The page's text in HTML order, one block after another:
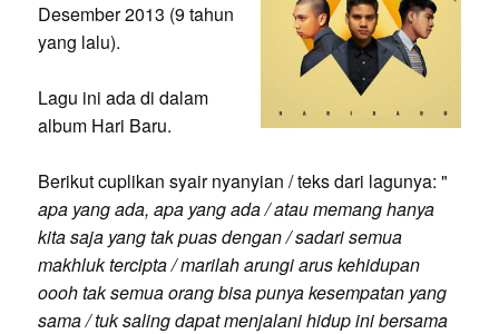
Desember 2013 (9 tahun
yang lalu).
Lagu ini ada di dalam
album Hari Baru.
Berikut cuplikan syair nyanyian / teks dari lagunya: "
apa yang ada, apa yang ada / atau memang hanya
kita saja yang tak puas dengan / sadari semua
makhluk tercipta / marilah arungi arus kehidupan
oooh tak semua orang bisa punya kesempatan yang
sama / tuk saling dapat menjalani hidup ini bersama